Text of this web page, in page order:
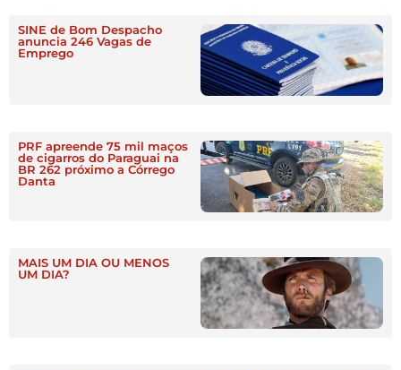
SINE de Bom Despacho
anuncia 246 Vagas de
Emprego
PRF apreende 75 mil maços
de cigarros do Paraguai na
BR 262 próximo a Córrego
Danta
MAIS UM DIA OU MENOS
UM DIA?